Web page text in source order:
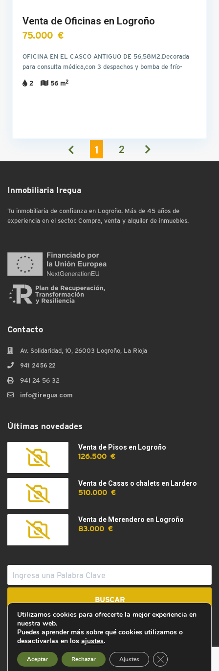
Venta de Oficinas en Logroño
75.000 €
OFICINA EN EL CASCO ANTIGUO DE 56,58M2.Decorada
para consulta médica,con 3 despachos y bomba de frío-
2 56 m2
1 2
Inmobiliaria Iregua
Tu inmobiliaria de confianza en Logroño. Más de 45 años de
experiencia en el sector. Compra, venta y alquiler de inmuebles.
Contacto
Av. Solidaridad, 10, 26003 Logroño, La Rioja
941 24 56 22
941 24 56 32
info@iregua.com
Últimas novedades
Venta de Pisos en Logroño
126.500 €
Venta de Casas o chalets en Lardero
510.000 €
Venta de Merendero en Logroño
83.000 €
GRUPO EMPRESARIAL IREGUA, S.L.
solicitado financiación a la Agencia de Desarrollo Económico de La
Rioja (No expediente: 2026-I-RET-00009). Nombre del proyecto:
Utilizamos cookies para ofrecerte la mejor experiencia en
nuestra web.
Puedes aprender más sobre qué cookies utilizamos o
desactivarlas en los ajustes.
Aceptar Rechazar Ajustes Cerrar el banner